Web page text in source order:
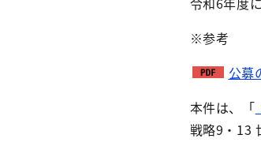
※参考
公募
本件は、「
戦略9・13